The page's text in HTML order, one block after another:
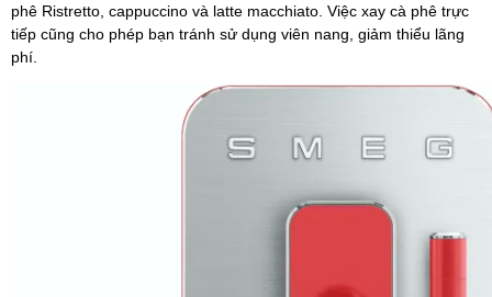
phê Ristretto, cappuccino và latte macchiato. Việc xay cà phê trực
tiếp cũng cho phép bạn tránh sử dụng viên nang, giảm thiểu lãng
phí.